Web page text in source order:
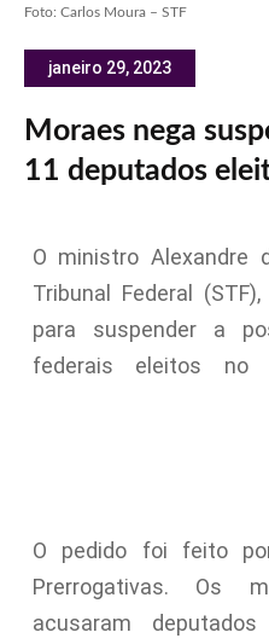
Foto: Carlos Moura – STF
janeiro 29, 2023
Moraes nega
11 deputados
O ministro Alexandre
Tribunal Federal
para suspender a
federais eleitos no
O pedido foi feito
Prerrogativas. Os
acusaram